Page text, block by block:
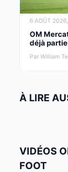
6 AOÛT
OM
déjà
Par William
À LIRE
VIDÉOS
FOOT